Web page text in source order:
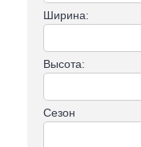
Ширина:
Высота:
Сезон